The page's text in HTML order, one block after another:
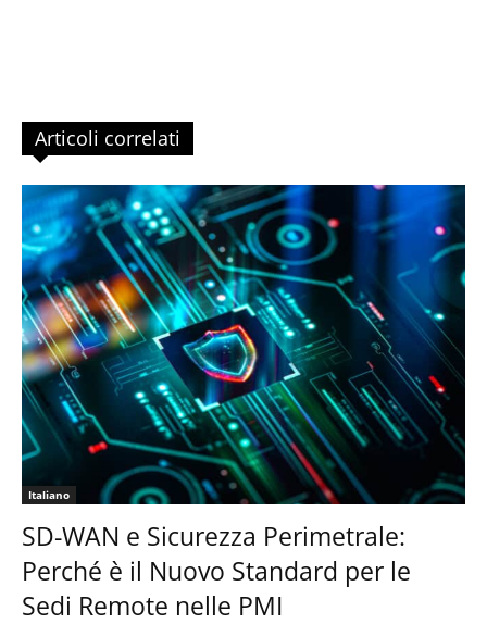
Articoli correlati
Italiano
SD-WAN e Sicurezza Perimetrale:
Perché è il Nuovo Standard per le
Sedi Remote nelle PMI